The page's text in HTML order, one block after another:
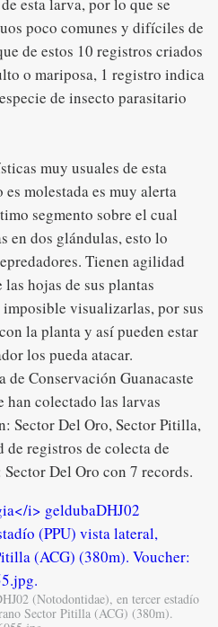
poco comunes y difíciles de
de estos 10 registros criados
o mariposa, 1 registro indica
de insecto parasitario
muy usuales de esta
molestada es muy alerta
segmento sobre el cual
en dos glándulas, esto lo
Tienen agilidad
hojas de sus plantas
visualizarlas, por sus
la planta y así pueden estar
los pueda atacar.
de Conservación Guanacaste
han colectado las larvas
Sector Del Oro, Sector Pitilla,
de registros de colecta de
Sector Del Oro con 7 records.
(Notodontidae), en tercer estadío
Sector Pitilla (ACG) (380m).